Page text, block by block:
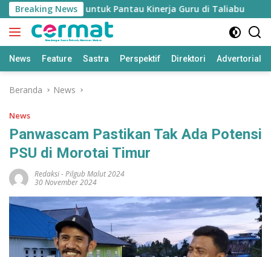
Langsung
ke
konten
Breaking News
Disiapkan untuk Pantau Kinerja Guru di Taliabu
News Feature Sastra Perspektif Direktori Advertorial
Beranda News
News
Panwascam Pastikan Tak Ada Potensi
PSU di Morotai Timur
Redaksi-Pilgub Malut 2024
30 November 2024